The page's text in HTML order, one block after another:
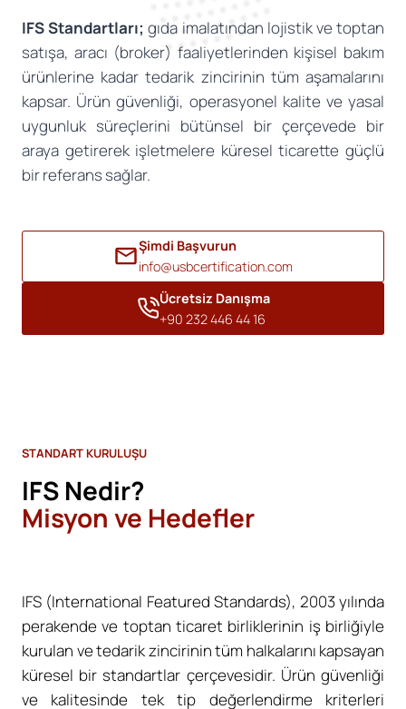
IFS Standartları; gıda imalatından lojistik ve toptan
satışa, aracı (broker) faaliyetlerinden kişisel bakım
ürünlerine kadar tedarik zincirinin tüm aşamalarını
kapsar. Ürün güvenliği, operasyonel kalite ve yasal
uygunluk süreçlerini bütünsel bir çerçevede bir
araya getirerek işletmelere küresel ticarette güçlü
bir referans sağlar.
Şimdi Başvurun
info@usbcertification.com
Ücretsiz Danışma
+90 232 446 44 16
STANDART KURULUŞU
IFS Nedir?
Misyon ve Hedefler
IFS (International Featured Standards), 2003 yılında
perakende ve toptan ticaret birliklerinin iş birliğiyle
kurulan ve tedarik zincirinin tüm halkalarını kapsayan
küresel bir standartlar çerçevesidir. Ürün güvenliği
ve kalitesinde tek tip değerlendirme kriterleri